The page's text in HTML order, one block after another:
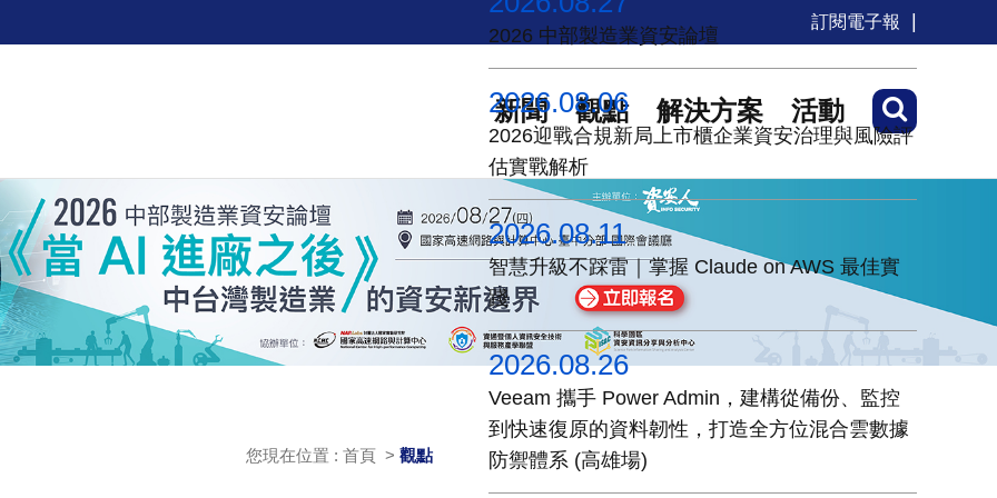
訂閱電子報
新聞 觀點 解決方案 活動
您現在位置 : 首頁 > 觀點
2026 中部製造業資安論壇
2026.08.06
2026迎戰合規新局上市櫃企業資安治理與風險評
估實戰解析
2026.08.11
智慧升級不踩雷｜掌握 Claude on AWS 最佳實
踐
2026.08.26
Veeam 攜手 Power Admin，建構從備份、監控
到快速復原的資料韌性，打造全方位混合雲數據
防禦體系 (高雄場)